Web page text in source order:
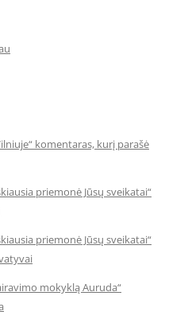
komentaras, kurį parašė
priemonė Jūsų sveikatai“
priemonė Jūsų sveikatai“
mokyklą Auruda“